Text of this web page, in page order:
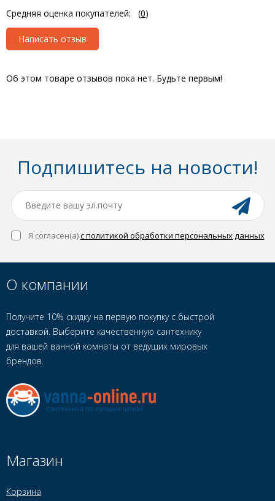
Средняя оценка покупателей: (0)
Написать отзыв
Об этом товаре отзывов пока нет. Будьте первым!
Подпишитесь на новости!
Я согласен(a)с политикой обработки персональных данных
О компании
Получите 10% скидку на первую покупку с быстрой
доставкой. Выберите качественную сантехнику
для вашей ванной комнаты от ведущих мировых
брендов.
Магазин
Корзина